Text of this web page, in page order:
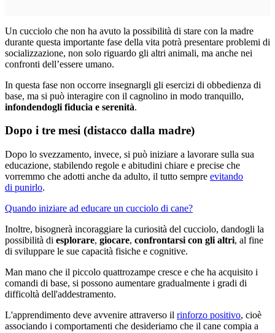
Un cucciolo che non ha avuto la possibilità di stare con la madre
durante questa importante fase della vita potrà presentare problemi di
socializzazione, non solo riguardo gli altri animali, ma anche nei
confronti dell’essere umano.
In questa fase non occorre insegnargli gli esercizi di obbedienza di
base, ma si può interagire con il cagnolino in modo tranquillo,
infondendogli fiducia e serenità.
Dopo i tre mesi (distacco dalla madre)
Dopo lo svezzamento, invece, si può iniziare a lavorare sulla sua
educazione, stabilendo regole e abitudini chiare e precise che
vorremmo che adotti anche da adulto, il tutto sempre evitando
di punirlo.
Quando iniziare ad educare un cucciolo di cane?
Inoltre, bisognerà incoraggiare la curiosità del cucciolo, dandogli la
possibilità di esplorare, giocare, confrontarsi con gli altri, al fine
di sviluppare le sue capacità fisiche e cognitive.
Man mano che il piccolo quattrozampe cresce e che ha acquisito i
comandi di base, si possono aumentare gradualmente i gradi di
difficoltà dell'addestramento.
L'apprendimento deve avvenire attraverso il rinforzo positivo, cioè
associando i comportamenti che desideriamo che il cane compia a